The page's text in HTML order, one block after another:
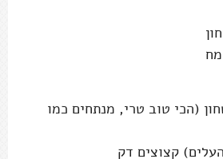
(הכי טוב טרי, מנתחים כמו